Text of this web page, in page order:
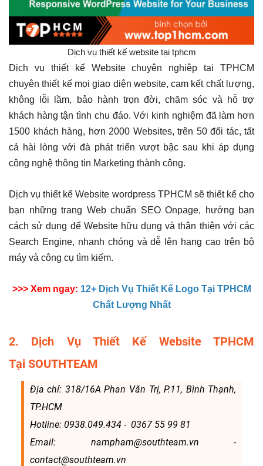
Dịch vụ thiết kế website tại tphcm
Dịch vụ thiết kế Website chuyên nghiệp tại TPHCM
chuyên thiết kế mọi giao diện website, cam kết chất lượng,
không lỗi lầm, bảo hành trọn đời, chăm sóc và hỗ trợ
khách hàng tận tình chu đáo. Với kinh nghiệm đã làm hơn
1500 khách hàng, hơn 2000 Websites, trên 50 đối tác, tất
cả hài lòng với đà phát triển vượt bậc sau khi áp dụng
công nghệ thông tin Marketing thành công.
Dịch vụ thiết kế Website wordpress TPHCM sẽ thiết kế cho
bạn những trang Web chuẩn SEO Onpage, hướng bạn
cách sử dụng để Website hữu dụng và thân thiện với các
Search Engine, nhanh chóng và dễ lên hạng cao trên bộ
máy và công cụ tìm kiếm.
>>> Xem ngay: 12+ Dịch Vụ Thiết Kế Logo Tại TPHCM
Chất Lượng Nhất
2. Dịch Vụ Thiết Kế Website TPHCM
Tại SOUTHTEAM
Địa chỉ: 318/16A Phan Văn Trị, P.11, Bình Thạnh,
TP.HCM
Hotline: 0938.049.434 - 0367 55 99 81
Email: nampham@southteam.vn -
contact@southteam.vn